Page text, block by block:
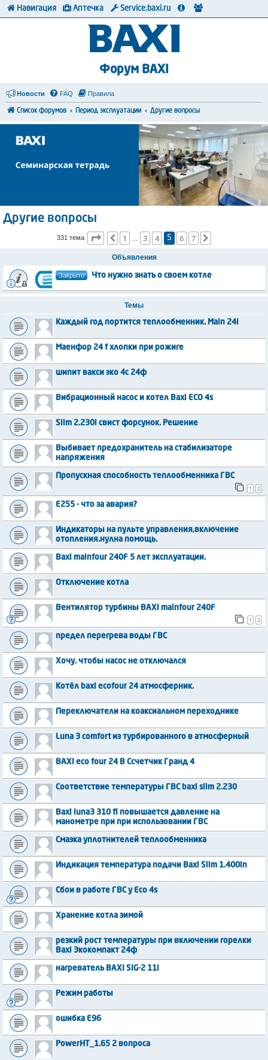
Форум BAXI
Новости FAQ Правила
Список форумов Период эксплуатации Другие вопросы
Другие вопросы
331 тема Страница 5из
Пред.
1 3 4 5 6 7
Объявления
Закрыто Что нужно знать о своем котле
Темы
Каждый год портится теплообменник. Main 24i
Маенфор 24 f хлопки при рожиге
шипит вакси эко 4с 24ф
Вибрационный насос и котел Baxi ECO 4s
Slim 2.230i свист форсунок. Решение
Выбивает предохранитель на стабилизаторе
напряжения
Пропускная способность теплообменника ГВС
1
2
E255 - что за авария?
Индикаторы на пульте управления,включение
отопления.нулна помощь.
Baxi mainfour 240F 5 лет эксплуатации.
Отключение котла
Вентилятор турбины BAXI mainfour 240F
1
2
предел перегрева воды ГВС
Хочу. чтобы насос не отключался
Котёл baxi ecofour 24 атмосферник.
Переключатели на коаксиальном переходнике
Luna 3 comfort из турбированного в атмосферный
BAXI eco four 24 B Cсчетчик Гранд 4
Соответствие температуры ГВС baxi slim 2.230
Baxi luna3 310 fi повышается давление на
манометре при при использовании ГВС
Смазка уплотнителей теплообменника
Индикация температура подачи Baxi Slim 1.400in
Сбои в работе ГВС у Eco 4s
Хранение котла зимой
резкий рост температуры при включении горелки
Baxi Экокомпакт 24ф
нагреватель BAXI SIG-2 11i
Режим работы
ошибка Е96
PowerHT_1.65 2 вопроса
Навигация Аптечка Service.baxi.ru